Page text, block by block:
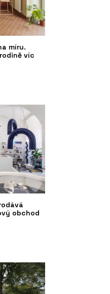
míru.
víc
obchod